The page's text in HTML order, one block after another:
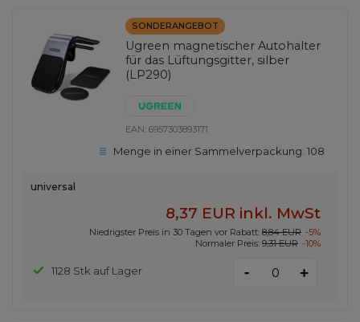
SONDERANGEBOT
Ugreen magnetischer Autohalter
für das Lüftungsgitter, silber
(LP290)
EAN:6957303893171
Menge in einer Sammelverpackung:108
universal
8,37 EUR inkl. MwSt
Niedrigster Preis in 30 Tagen vor Rabatt: 8,84 EUR -5%
Normaler Preis: 9,31 EUR -10%
1128 Stk auf Lager - +